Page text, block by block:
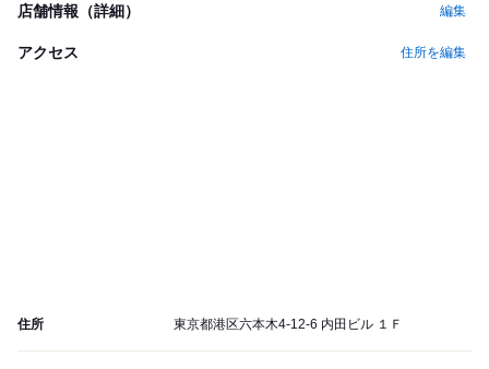
店舗情報（詳細） 編集
アクセス 住所を編集
住所 東京都港区六本木4-12-6 内田ビル １Ｆ